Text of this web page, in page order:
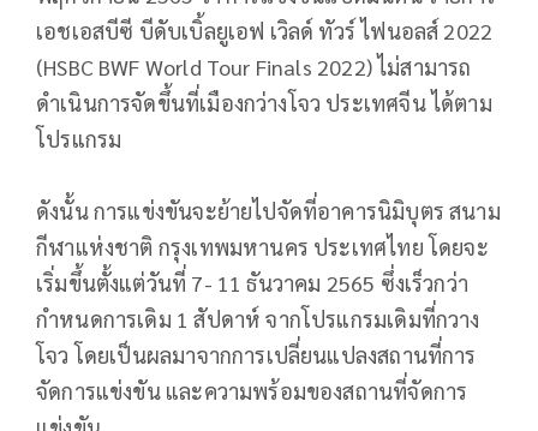
เอชเอสบีซี บีดับเบิ้ลยูเอฟ เวิลด์ ทัวร์ ไฟนอลส์ 2022
(HSBC BWF World Tour Finals 2022) ไม่สามารถ
ดำเนินการจัดขึ้นที่เมืองกว่างโจว ประเทศจีน ได้ตาม
โปรแกรม
ดังนั้น การแข่งขันจะย้ายไปจัดที่อาคารนิมิบุตร สนาม
กีฬาแห่งชาติ กรุงเทพมหานคร ประเทศไทย โดยจะ
เริ่มขึ้นตั้งแต่วันที่ 7- 11 ธันวาคม 2565 ซึ่งเร็วกว่า
กำหนดการเดิม 1 สัปดาห์ จากโปรแกรมเดิมที่กวาง
โจว โดยเป็นผลมาจากการเปลี่ยนแปลงสถานที่การ
จัดการแข่งขัน และความพร้อมของสถานที่จัดการ